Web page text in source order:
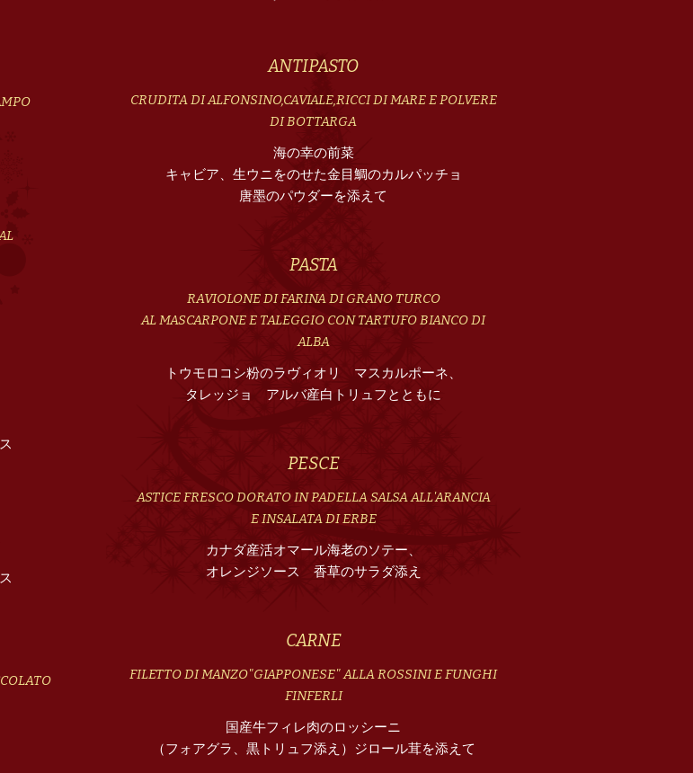
ANTIPASTO
CRUDITA DI ALFONSINO,CAVIALE,RICCI DI MARE E POLVERE
DI BOTTARGA
海の幸の前菜
キャビア、生ウニをのせた金目鯛のカルパッチョ
唐墨のパウダーを添えて
PASTA
RAVIOLONE DI FARINA DI GRANO TURCO
AL MASCARPONE E TALEGGIO CON TARTUFO BIANCO DI
ALBA
トウモロコシ粉のラヴィオリ マスカルポーネ、
タレッジョ アルバ産白トリュフとともに
PESCE
ASTICE FRESCO DORATO IN PADELLA SALSA ALL'ARANCIA
E INSALATA DI ERBE
カナダ産活オマール海老のソテー、
オレンジソース 香草のサラダ添え
CARNE
FILETTO DI MANZO"GIAPPONESE" ALLA ROSSINI E FUNGHI
FINFERLI
国産牛フィレ肉のロッシーニ
（フォアグラ、黒トリュフ添え）ジロール茸を添えて